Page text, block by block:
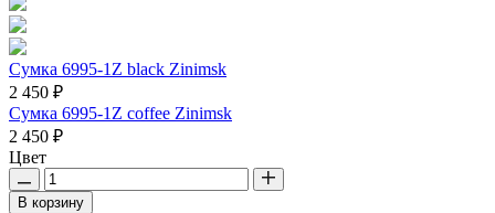
Сумка 6995-1Z black Zinimsk
2 450 ₽
Сумка 6995-1Z coffee Zinimsk
2 450 ₽
Цвет
В корзину